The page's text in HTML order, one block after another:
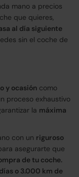
mano a precios
que quieres,
al día siguiente
sin el coche de
y ocasión como
proceso exhaustivo
la máxima
con un riguroso
asegurarte que
de tu coche.
o 3.000 km de